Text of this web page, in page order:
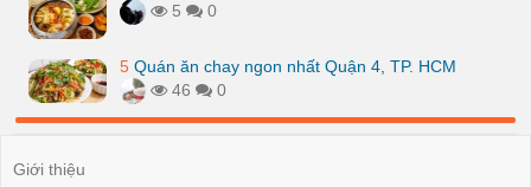
5
0
5 Quán ăn chay ngon nhất Quận 4, TP. HCM
46
0
Giới thiệu